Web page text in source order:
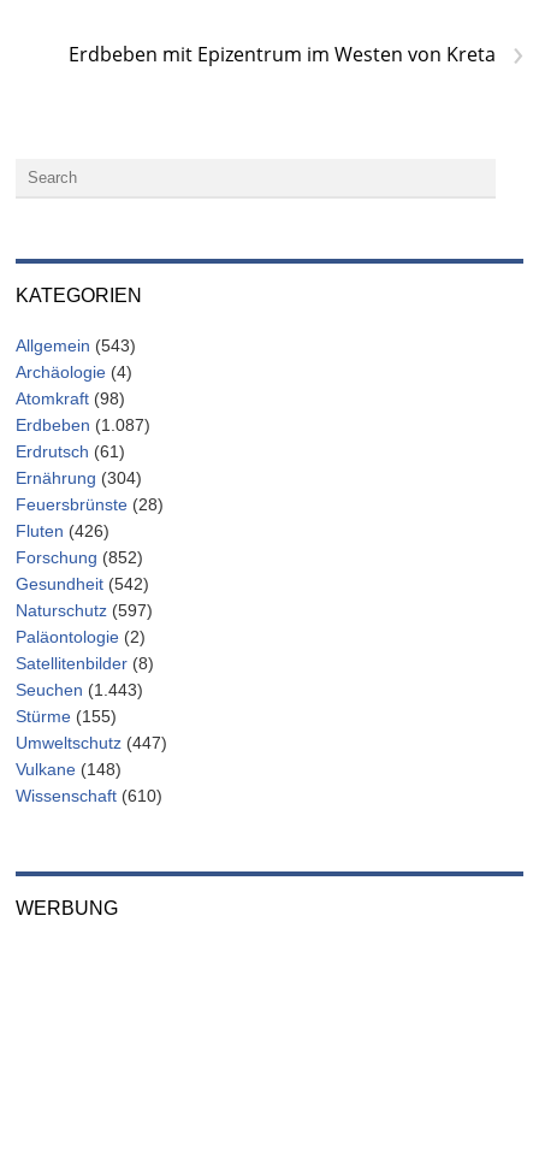
›
Erdbeben mit Epizentrum im Westen von Kreta
KATEGORIEN
Allgemein (543)
Archäologie (4)
Atomkraft (98)
Erdbeben (1.087)
Erdrutsch (61)
Ernährung (304)
Feuersbrünste (28)
Fluten (426)
Forschung (852)
Gesundheit (542)
Naturschutz (597)
Paläontologie (2)
Satellitenbilder (8)
Seuchen (1.443)
Stürme (155)
Umweltschutz (447)
Vulkane (148)
Wissenschaft (610)
WERBUNG